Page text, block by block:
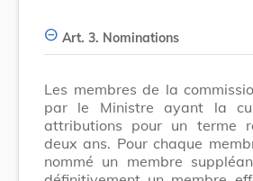
Art. 3. Nominations
Les membres de la
par le Ministre ayant la
attributions pour un terme
deux ans. Pour chaque
nommé un membre